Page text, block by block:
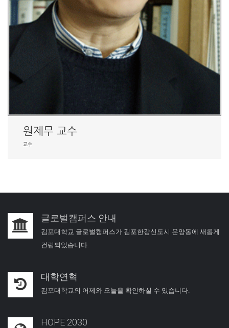
원제무 교수
교수
글로벌캠퍼스 안내
김포대학교 글로벌캠퍼스가 김포한강신도시 운양동에 새롭게
건립되었습니다.
대학연혁
김포대학교의 어제와 오늘을 확인하실 수 있습니다.
HOPE 2030